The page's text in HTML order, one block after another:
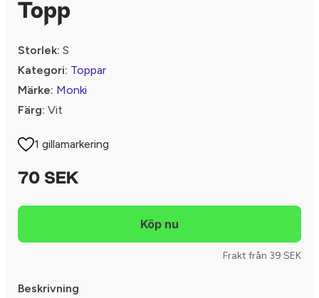
Topp
Storlek: S
Kategori: Toppar
Märke: Monki
Färg: Vit
1 gillamarkering
70 SEK
Frakt från 39 SEK
Beskrivning